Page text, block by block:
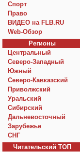
Спорт
Право
ВИДЕО на FLB.RU
Web-Обзор
Регионы
Центральный
Северо-Западный
Южный
Северо-Кавказский
Приволжский
Уральский
Сибирский
Дальневосточный
Зарубежье
СНГ
Читательский TOП